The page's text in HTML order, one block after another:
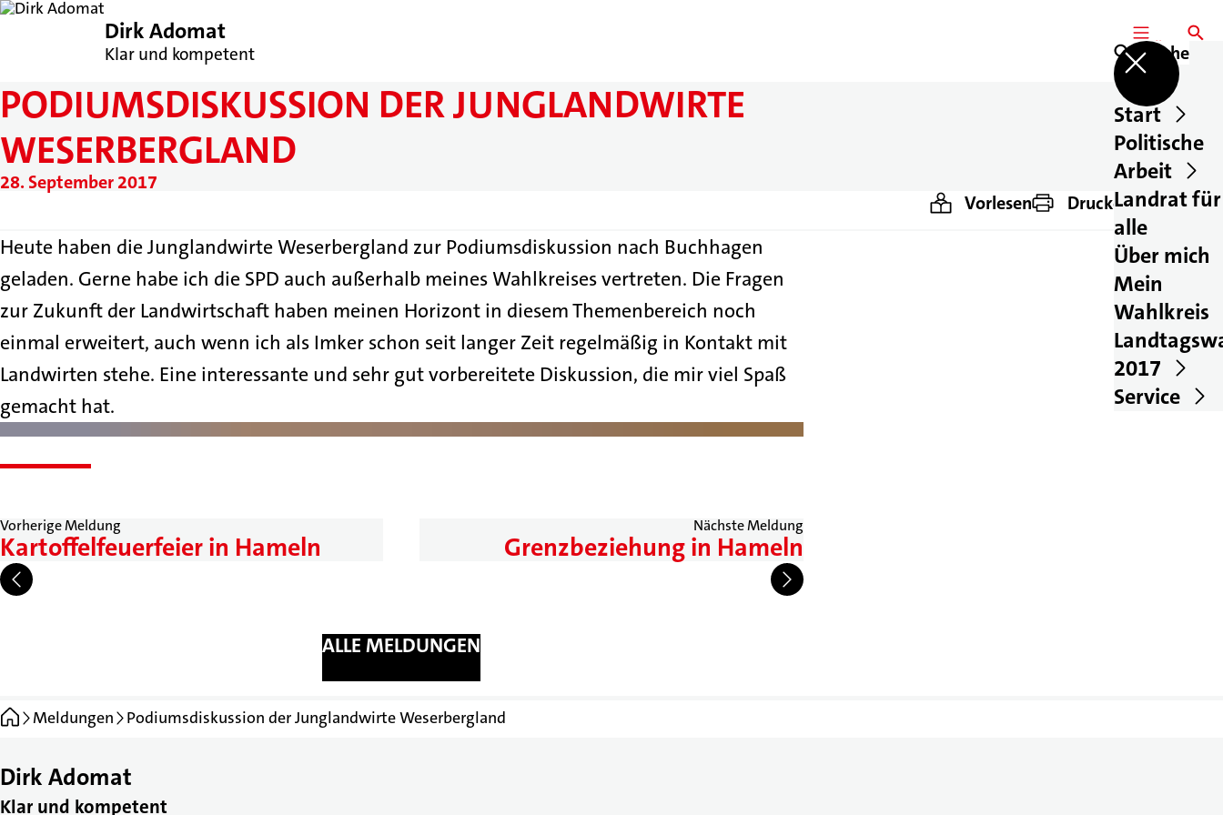
Dirk Adomat
Klar und kompetent MENÜSuche
Start
Politische
Arbeit
Landrat für
alle
Über mich
Mein
Wahlkreis
2017
Service
SUCHE
PODIUMSDISKUSSION DER JUNGLANDWIRTE
WESERBERGLAND
28. September 2017
Vorlesen
Drucken Teilen
Heute haben die Junglandwirte Weserbergland zur Podiumsdiskussion nach Buchhagen
geladen. Gerne habe ich die SPD auch außerhalb meines Wahlkreises vertreten. Die Fragen
zur Zukunft der Landwirtschaft haben meinen Horizont in diesem Themenbereich noch
einmal erweitert, auch wenn ich als Imker schon seit langer Zeit regelmäßig in Kontakt mit
Landwirten stehe. Eine interessante und sehr gut vorbereitete Diskussion, die mir viel Spaß
gemacht hat.
Vorherige Meldung
Kartoffelfeuerfeier in Hameln
Nächste Meldung
Grenzbeziehung in Hameln
ALLE MELDUNGEN
Startseite
Meldungen Podiumsdiskussion der Junglandwirte Weserbergland
Dirk Adomat
Klar und kompetent